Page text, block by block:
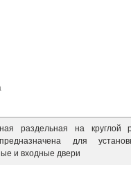
раздельная на круглой
для
и входные двери